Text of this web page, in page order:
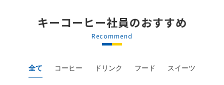
キーコーヒー社員のおすすめ
Recommend
全て コーヒー ドリンク フード スイーツ